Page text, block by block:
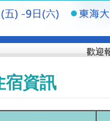
歡迎報
宿資訊